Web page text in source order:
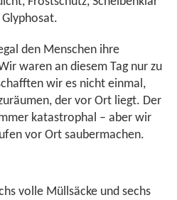
den Menschen ihre
waren an diesem Tag nur zu
wir es nicht einmal,
der vor Ort liegt. Der
katastrophal – aber wir
vor Ort saubermachen.
volle Müllsäcke und sechs